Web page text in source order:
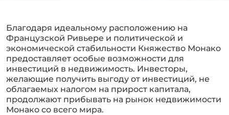
Благодаря идеальному расположению на
Французской Ривьере и политической и
экономической стабильности Княжество Монако
предоставляет особые возможности для
инвестиций в недвижимость. Инвесторы,
желающие получить выгоду от инвестиций, не
облагаемых налогом на прирост капитала,
продолжают прибывать на рынок недвижимости
Монако со всего мира.